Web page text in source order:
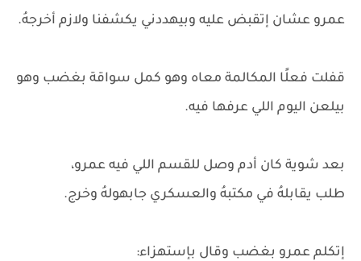
عمرو عشان إتقبض عليه وبيهددني يكشفنا ولازم أخرجهُ.
قفلت فعلًا المكالمة معاه وهو كمل سواقة بغضب وهو
بيلعن اليوم اللي عرفها فيه.
بعد شوية كان أدم وصل للقسم اللي فيه عمرو،
طلب يقابلهُ في مكتبهُ والعسكري جابهولهُ وخرج.
إتكلم عمرو بغضب وقال بإستهزاء: